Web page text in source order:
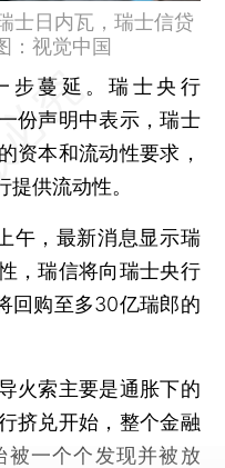
士日内瓦，瑞士信贷
：视觉中国
蔓延。瑞士央行
份声明中表示，瑞士
资本和流动性要求，
供流动性。
，最新消息显示瑞
，瑞信将向瑞士央行
回购至多30亿瑞郎的
索主要是通胀下的
挤兑开始，整个金融
一个个发现并被放